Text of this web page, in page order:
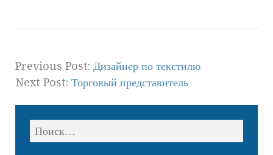
Previous Post: Дизайнер по текстилю
Next Post: Торговый представитель